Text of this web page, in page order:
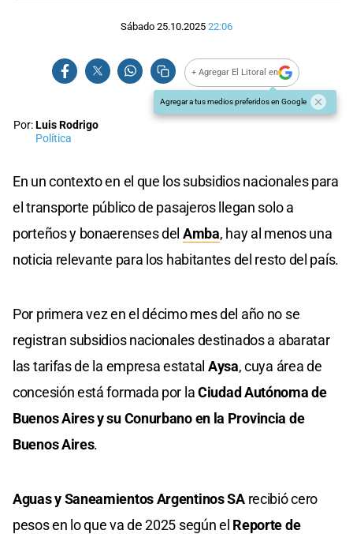
Sábado 25.10.2025 22:06
+ Agregar El Litoral en
Agregar a tus medios preferidos en Google
Por:Luis Rodrigo
Política
En un contexto en el que los subsidios nacionales para
el transporte público de pasajeros llegan solo a
porteños y bonaerenses del Amba, hay al menos una
noticia relevante para los habitantes del resto del país.
Por primera vez en el décimo mes del año no se
registran subsidios nacionales destinados a abaratar
las tarifas de la empresa estatal Aysa, cuya área de
concesión está formada por laCiudad Autónoma de
Buenos Aires y su Conurbano en la Provincia de
Buenos Aires.
Aguas y Saneamientos Argentinos SA recibió cero
pesos en lo que va de 2025 según el Reporte de